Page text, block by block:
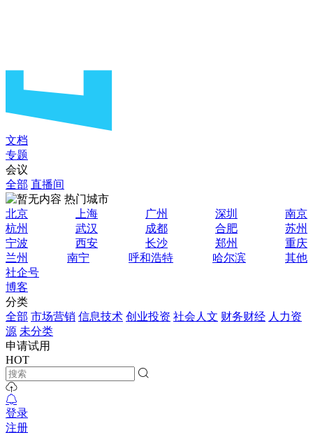
文档
专题
会议
全部 直播间
热门城市
北京
上海 广州 深圳
南京
杭州
武汉 成都 合肥
苏州
宁波
西安 长沙 郑州
重庆
兰州
南宁 呼和浩特 哈尔滨
其他
社企号
博客
分类
全部 市场营销 信息技术 创业投资 社会人文 财务财经 人力资
源 未分类
申请试用
HOT
登录
注册